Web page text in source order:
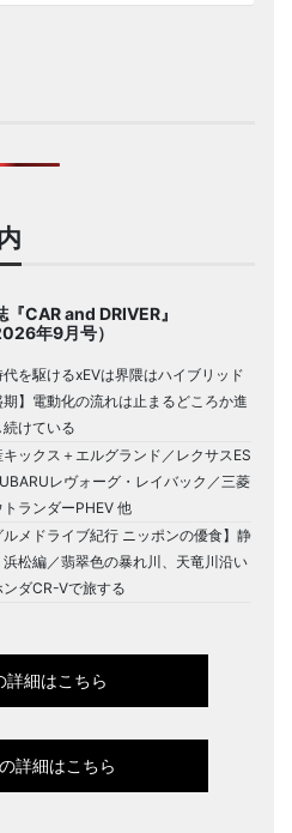
『CAR and DRIVER』
年9月号）
代を駆けるxEVは界隈はハイブリッド
期】電動化の流れは止まるどころか進
続けている
キックス＋エルグランド／レクサスES
レヴォーグ・レイバック／三菱
トランダーPHEV 他
ルメドライブ紀行 ニッポンの優食】静
浜松編／翡翠色の暴れ川、天竜川沿い
ンダCR-Vで旅する
詳細はこちら
詳細はこちら